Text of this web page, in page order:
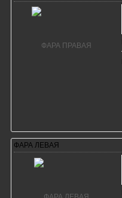
ФАРА ЛЕВАЯ